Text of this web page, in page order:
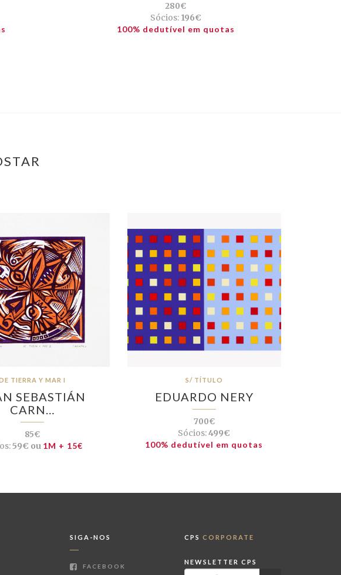
280€
Sócios:196€
100% dedutível em quotas
TIERRA Y MAR I
SEBASTIÁN
CARN…
85€
59€ ou 1M + 15€
S/ TÍTULO
EDUARDO NERY
700€
Sócios:499€
100% dedutível em quotas
SIGA-NOS
FACEBOOK
CPS CORPORATE
NEWSLETTER CPS